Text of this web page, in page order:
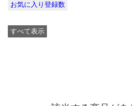
お気に入り登録数
すべて表示